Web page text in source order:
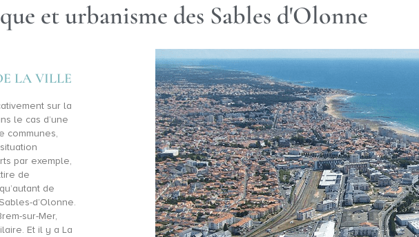
et urbanisme des Sables d'Olonne
LA VILLE
sur la
le cas d’une
communes,
par exemple,
de
de
d’Olonne.
sur-Mer,
Et il y a La